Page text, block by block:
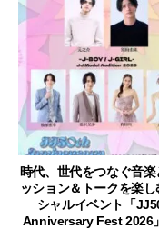
時代、世代をつなぐ音楽
ッション＆トークを楽
シャルイベント「
Anniversary Fest 2026